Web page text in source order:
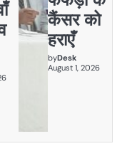
कैंसर को
हराएँ
byDesk
August 1, 2026